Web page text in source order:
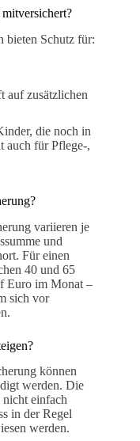
bieten Schutz für:
auf zusätzlichen
die noch in
auch für Pflege-,
variieren je
und
Für einen
40 und 65
Euro im Monat –
sich vor
können
werden. Die
nicht einfach
in der Regel
werden.